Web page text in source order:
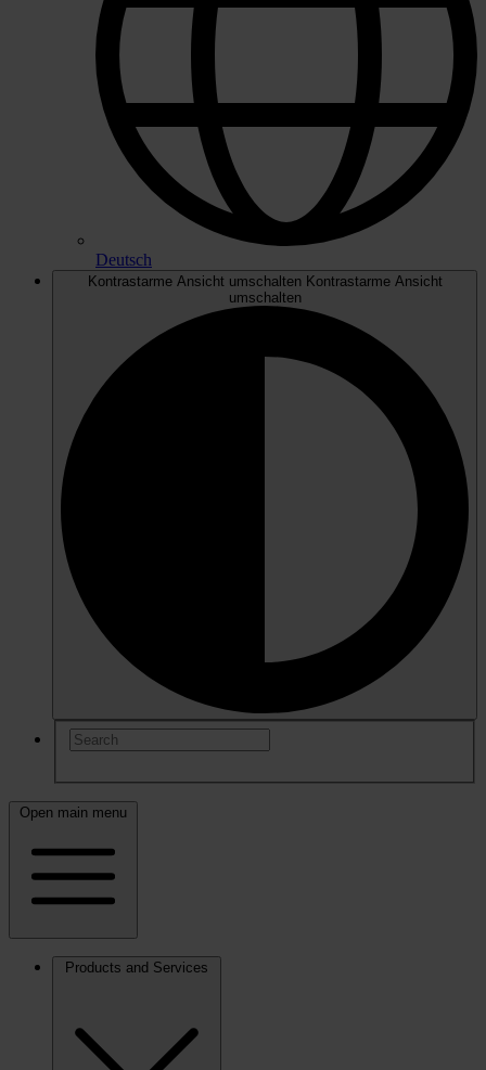
Deutsch
Kontrastarme Ansicht umschalten Kontrastarme Ansicht
umschalten
Open main menu
Products and Services